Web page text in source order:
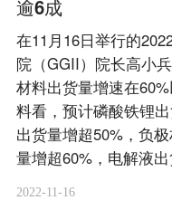
逾6成
在11月16日举行的
院（GGII）院长高小
材料出货量增速在
料看，预计磷酸铁锂
出货量增超50%，负
量增超60%，电解液出
2022-11-16